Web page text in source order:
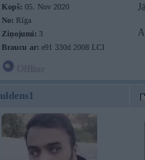
Kopš: 05. Nov 2020
No: Rīga
Ziņojumi: 3
Braucu ar: e91 330d 2008 LCI
uldens1